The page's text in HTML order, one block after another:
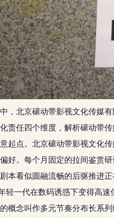
，北京磙动带影视文化传媒
责任四个维度，解析磙动带
起点。北京磙动带影视文化
好。每个月固定的拉间鉴赏
本看似圆融流畅的后驱推进
轻一代在数码诱惑下变得高
概念叫作多元节奏分布长系